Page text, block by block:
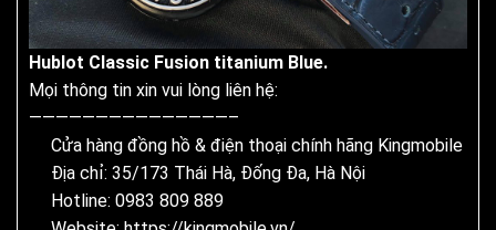
Hublot Classic Fusion titanium Blue.
Mọi thông tin xin vui lòng liên hệ:
———————————————–
Cửa hàng đồng hồ & điện thoại chính hãng Kingmobile
Địa chỉ: 35/173 Thái Hà, Đống Đa, Hà Nội
Hotline: 0983 809 889